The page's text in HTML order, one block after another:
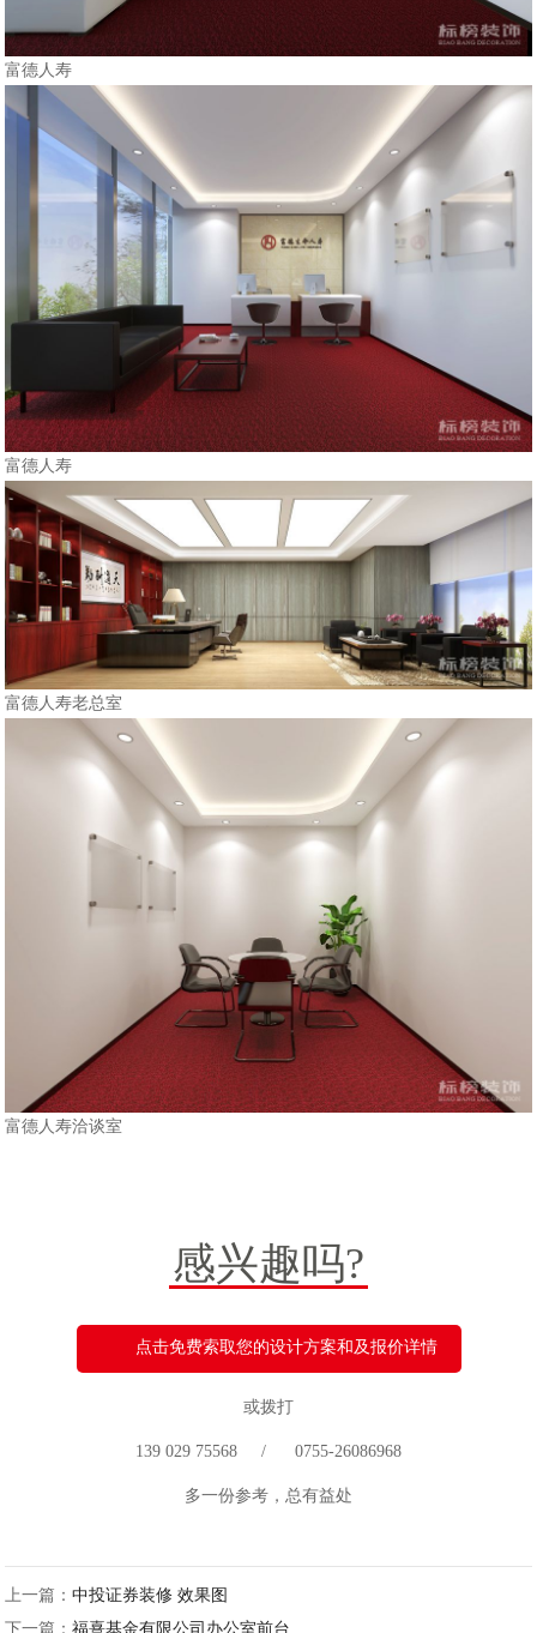
富德人寿
富德人寿
富德人寿老总室
富德人寿洽谈室
感兴趣吗?
点击免费索取您的设计方案和及报价详情
或拨打
139 029 75568 / 0755-26086968
多一份参考，总有益处
上一篇：中投证券装修 效果图
下一篇：福熹基金有限公司办公室前台